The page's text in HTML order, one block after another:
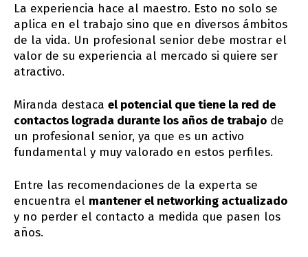
La experiencia hace al maestro. Esto no solo se
aplica en el trabajo sino que en diversos ámbitos
de la vida. Un profesional senior debe mostrar el
valor de su experiencia al mercado si quiere ser
atractivo.
Miranda destaca el potencial que tiene la red de
contactos lograda durante los años de trabajo de
un profesional senior, ya que es un activo
fundamental y muy valorado en estos perfiles.
Entre las recomendaciones de la experta se
encuentra el mantener el networking actualizado
y no perder el contacto a medida que pasen los
años.